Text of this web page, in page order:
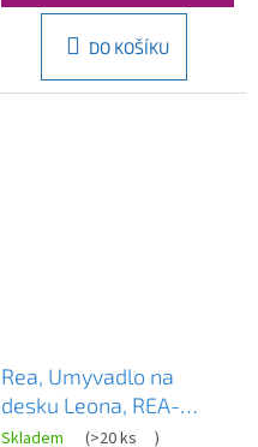
DO KOŠÍKU
Rea, Umyvadlo na
desku Leona, REA-
U3609
Skladem (>20 ks )